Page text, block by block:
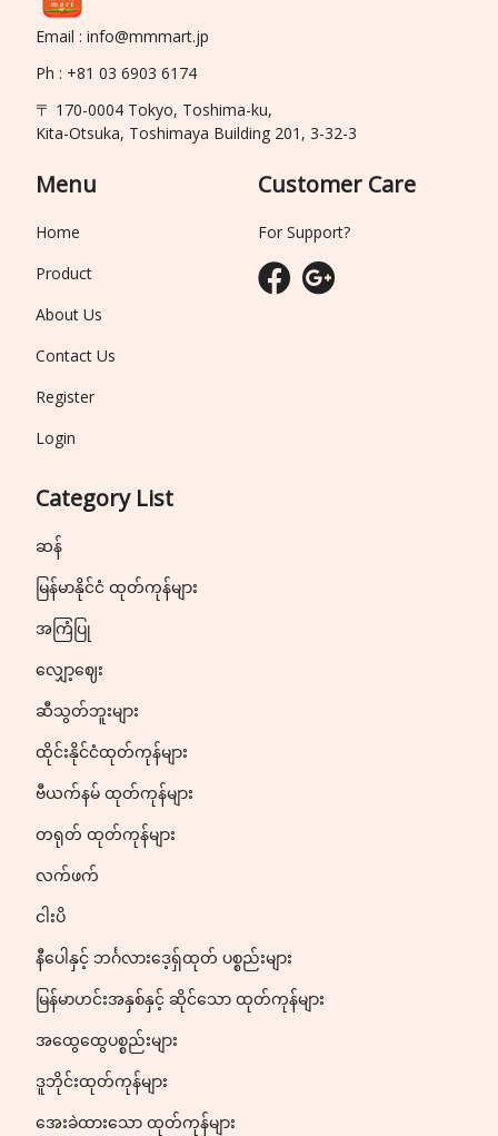
Email : info@mmmart.jp
Ph : +81 03 6903 6174
〒 170-0004 Tokyo, Toshima-ku,
Kita-Otsuka, Toshimaya Building 201, 3-32-3
Menu
Home
Product
About Us
Contact Us
Register
Login
Category List
ဆန်
မြန်မာနိုင်ငံ ထုတ်ကုန်များ
အကြံပြု
လျှော့ဈေး
ဆီသွတ်ဘူးများ
ထိုင်းနိုင်ငံထုတ်ကုန်များ
ဗီယက်နမ် ထုတ်ကုန်များ
တရုတ် ထုတ်ကုန်များ
လက်ဖက်
ငါးပိ
နီပေါနှင့် ဘင်္ဂလားဒေ့ရှ်ထုတ် ပစ္စည်းများ
မြန်မာဟင်းအနှစ်နှင့် ဆိုင်သော ထုတ်ကုန်များ
အထွေထွေပစ္စည်းများ
ဒူဘိုင်းထုတ်ကုန်များ
အေးခဲထားသော ထုတ်ကုန်များ
Customer Care
For Support?